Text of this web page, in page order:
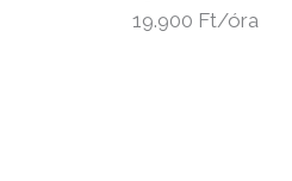
19.900 Ft/óra